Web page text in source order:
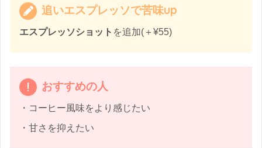
追いエスプレッソで苦味up
エスプレッソショット を追加(＋¥55)
おすすめの人
・コーヒー風味をより感じたい
・甘さを抑えたい